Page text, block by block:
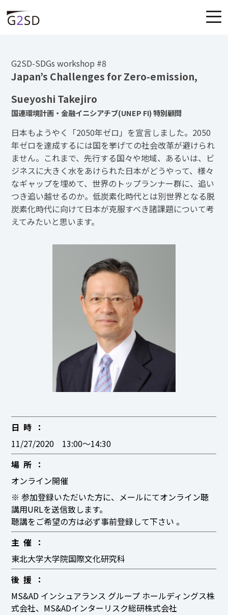
G2SD-SDGs workshop #8
Japan’s Challenges for Zero-emission,
Sueyoshi Takejiro
国連環境計画・金融イニシアチブ(UNEP FI) 特別顧問
日本もようやく「2050年ゼロ」を宣言しました。2050
年ゼロを達成するには国を挙げての社会改革が避けられ
ません。これまで、先行する国々や地域、あるいは、ビ
ジネスに大きく水をあけられた日本がどうやって、様々
なギャップを埋めて、世界のトップランナー群に、追い
つき追い越せるのか。低炭素化時代とは別世界となる脱
炭素化時代に向けて日本が克服すべき諸課題について考
えてみたいと思います。
日時
11/27/2020 13:00〜14:30
場所
オンライン開催
※ 参加登録いただいた方に、メールにてオンライン聴
講用URLを送信致します。
聴講をご希望の方は必ず事前登録して下さい 。
主催
東北大学大学院国際文化研究科
後援
MS&AD インシュアランス グループ ホールディングス株
式会社、MS&ADインターリスク総研株式会社